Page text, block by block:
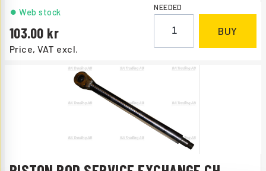
Price, VAT excl.
103.00
Web stock NEEDED
BUY